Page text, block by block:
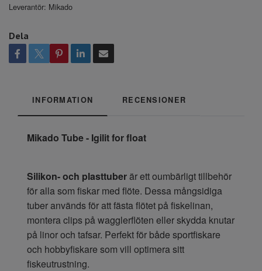
Leverantör: Mikado
Dela
INFORMATION RECENSIONER
Mikado Tube - Igilit for float
Silikon- och plasttuberär ett oumbärligt tillbehör
för alla som fiskar med flöte. Dessa mångsidiga
tuber används för att fästa flötet på fiskelinan,
montera clips på wagglerflöten eller skydda knutar
på linor och tafsar. Perfekt för både sportfiskare
och hobbyfiskare som vill optimera sitt
fiskeutrustning.